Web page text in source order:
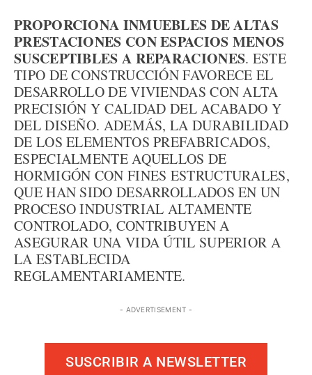
PROPORCIONA INMUEBLES DE ALTAS
PRESTACIONES CON ESPACIOS MENOS
SUSCEPTIBLES A REPARACIONES. ESTE
TIPO DE CONSTRUCCIÓN FAVORECE EL
DESARROLLO DE VIVIENDAS CON ALTA
PRECISIÓN Y CALIDAD DEL ACABADO Y
DEL DISEÑO. ADEMÁS, LA DURABILIDAD
DE LOS ELEMENTOS PREFABRICADOS,
ESPECIALMENTE AQUELLOS DE
HORMIGÓN CON FINES ESTRUCTURALES,
QUE HAN SIDO DESARROLLADOS EN UN
PROCESO INDUSTRIAL ALTAMENTE
CONTROLADO, CONTRIBUYEN A
ASEGURAR UNA VIDA ÚTIL SUPERIOR A
LA ESTABLECIDA
REGLAMENTARIAMENTE.
- ADVERTISEMENT -
SUSCRIBIR A NEWSLETTER